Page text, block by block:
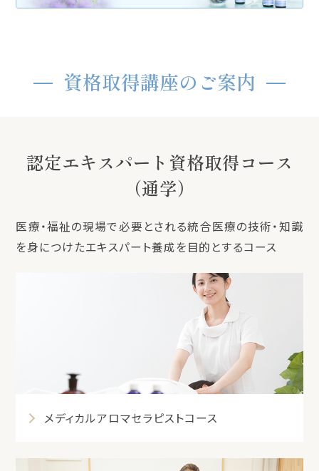
資格取得講座のご案内
認定エキスパート資格取得コース
（通学）
医療・福祉の現場で必要とされる統合医療の技術・知識
を身につけたエキスパート養成を目的とするコース
メディカルアロマセラピストコース